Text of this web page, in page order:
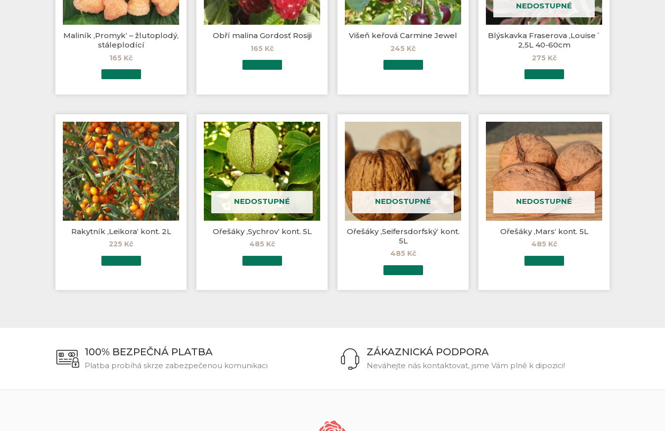
Maliník ‚Promyk‘ – žlutoplodý,
stáleplodící
165 Kč
Obří malina Gordosť Rosiji
165 Kč
Višeň keřová Carmine Jewel
245 Kč
NEDOSTUPNÉ
Blýskavka Fraserova ,Louise´
2,5L 40-60cm
275 Kč
Rakytník ‚Leikora‘ kont. 2L
225 Kč
NEDOSTUPNÉ
Ořešáky ‚Sychrov‘ kont. 5L
485 Kč
NEDOSTUPNÉ
Ořešáky ‚Seifersdorfský‘ kont.
5L
485 Kč
NEDOSTUPNÉ
Ořešáky ‚Mars‘ kont. 5L
485 Kč
100% BEZPEČNÁ PLATBA
Platba probíhá skrze zabezpečenou komunikaci
ZÁKAZNICKÁ PODPORA
Neváhejte nás kontaktovat, jsme Vám plně k dipozici!